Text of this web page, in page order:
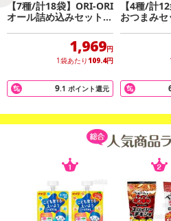
・原材料/材質/素材：
【パリポリ焼き昆布】
原材料:昆布（北海道産）、砂糖、
三温糖、醸造酢、昆布だし、かつお
し、（一部に小麦・大豆を含む）
原材料:小豆甘納豆（砂糖（てん菜
水飴）、全粉乳（生乳（北海道産）
【おちちくるみ】
原材料:ローストクルミ（アメリカ
産））、砂糖（てん菜（北海道産）)
【きなこくるみ】
【7種/計18袋】ORI-ORI
オール詰め込みセット♪
（おちち＆昆布＆大豆＆
1,969円
1袋あたり 109.4円
9.1 ポイント還元
【4種/計
おつまみセ
ナック＆